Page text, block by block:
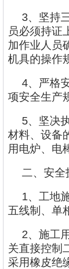
3、坚持
员必须持证
加作业人员
机具的操作
4、严格
项安全生产
5、坚决
材料、设备
用电炉、电
二、安全
1、工地
五线制、单
2、施工
关直接控制
采用橡皮绝